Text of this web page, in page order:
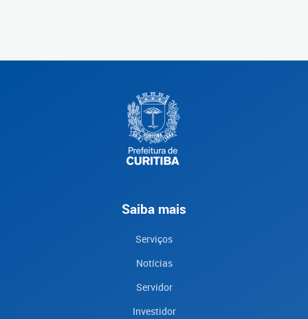
Saiba mais
Serviços
Notícias
Servidor
Investidor